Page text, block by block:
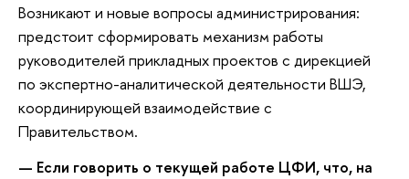
Возникают и новые вопросы администрирования:
предстоит сформировать механизм работы
руководителей прикладных проектов с дирекцией
по экспертно-аналитической деятельности ВШЭ,
координирующей взаимодействие с
Правительством.
— Если говорить о текущей работе ЦФИ, что, на